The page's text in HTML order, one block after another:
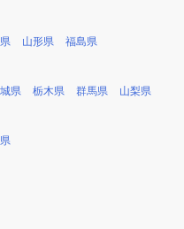
山形県 福島県
県 栃木県 群馬県 山梨県